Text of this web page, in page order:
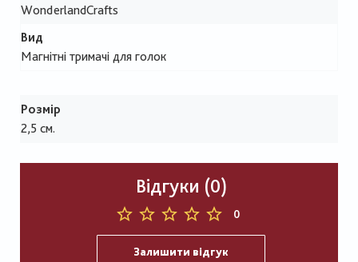
WonderlandCrafts
Вид
Магнітні тримачі для голок
Розмір
2,5 см.
Відгуки (0)
0
Залишити відгук